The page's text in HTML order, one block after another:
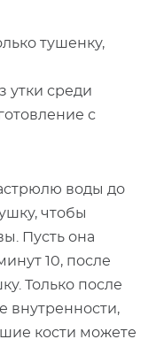
тушенку,
утки среди
с
воды до
чтобы
Пусть она
10, после
Только после
внутренности,
кости можете